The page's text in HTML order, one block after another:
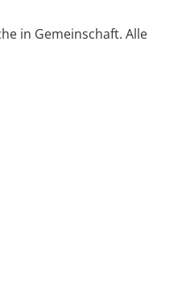
in Gemeinschaft. Alle